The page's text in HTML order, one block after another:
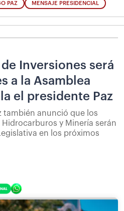
PAZ MENSAJE PRESIDENCIAL
Inversiones será
a la Asamblea
el presidente Paz
también anunció que los
y Minería serán
en los próximos